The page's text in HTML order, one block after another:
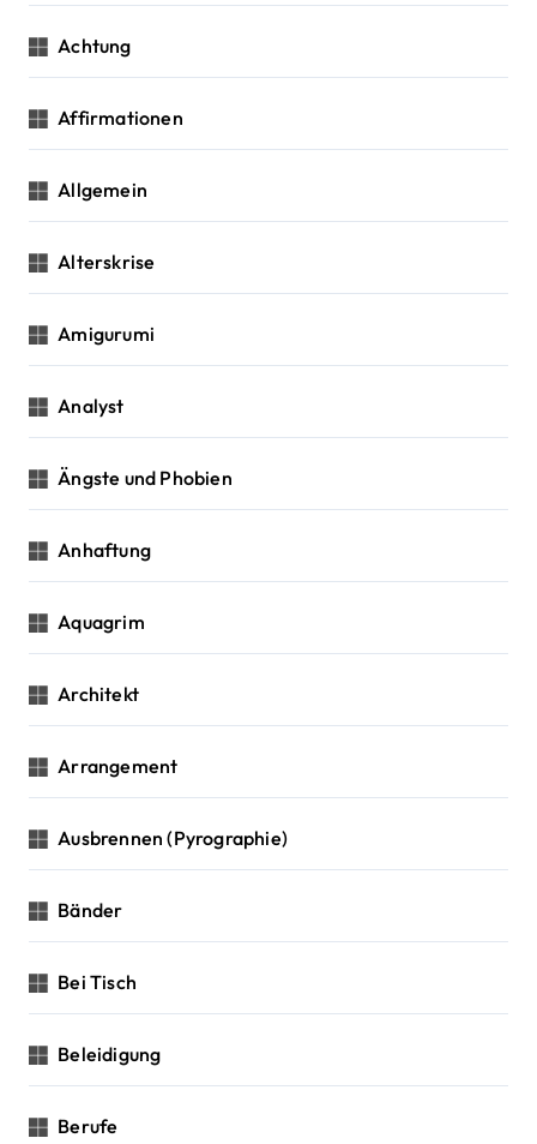
a
t
i
n
Achtung
Affirmationen
Allgemein
Alterskrise
Amigurumi
Analyst
Ängste und Phobien
Anhaftung
Aquagrim
Architekt
Arrangement
Ausbrennen (Pyrographie)
Bänder
Bei Tisch
Beleidigung
Berufe